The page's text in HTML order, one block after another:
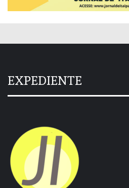
EXPEDIENTE